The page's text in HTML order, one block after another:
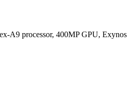
A9 processor, 400MP GPU, Exynos